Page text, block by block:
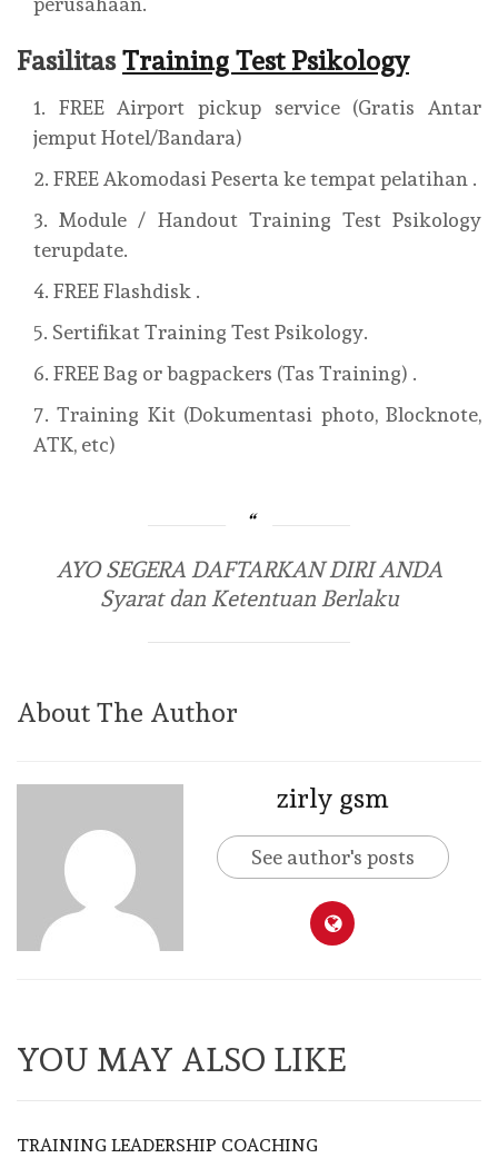
FasilitasTraining Test Psikology
FREE Airport pickup service (Gratis Antar
jemput Hotel/Bandara)
FREE Akomodasi Peserta ke tempat pelatihan .
Module / Handout Training Test Psikology
terupdate.
FREE Flashdisk .
Sertifikat Training Test Psikology.
FREE Bag or bagpackers (Tas Training) .
Training Kit (Dokumentasi photo, Blocknote,
ATK, etc)
AYO SEGERA DAFTARKAN DIRI ANDA
Syarat dan Ketentuan Berlaku
About The Author
zirly gsm
See author's posts
YOU MAY ALSO LIKE
TRAINING LEADERSHIP COACHING